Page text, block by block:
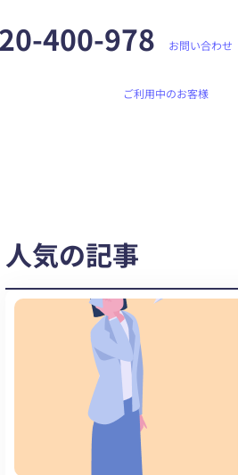
400-978 お問い合わせ
ご利用中のお客様
人気の記事